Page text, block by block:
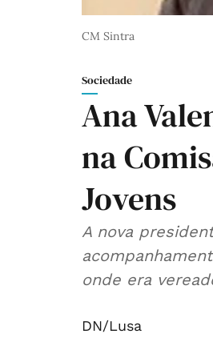
CM Sintra
Sociedade
Ana
na
Jovens
A nova
onde era
DN/Lusa